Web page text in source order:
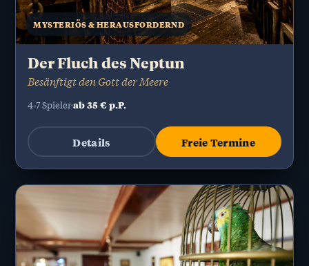
MYSTERIÖS & HERAUSFORDERND
Der Fluch des Neptun
Besänftigt den Gott der Meere
4-7 Spielerab 35 € p.P.
Details Freie Termine